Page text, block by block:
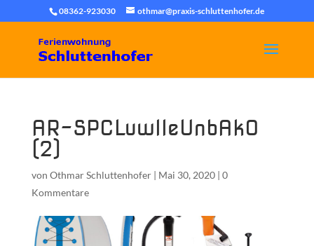
08362-923030 othmar@praxis-schluttenhofer.de
AR-SPCLuwIleUnbAkO
(2)
von Othmar Schluttenhofer| Mai 30, 2020| 0
Kommentare